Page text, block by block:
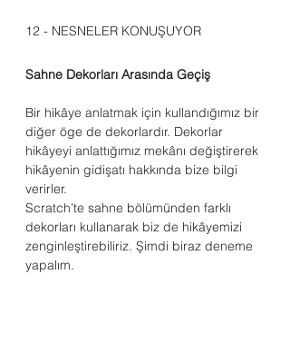
12 - NESNELER KONUŞUYOR
Sahne Dekorları Arasında Geçiş
Bir hikâye anlatmak için kullandığımız bir
diğer öge de dekorlardır. Dekorlar
hikâyeyi anlattığımız mekânı değiştirerek
hikâyenin gidişatı hakkında bize bilgi
verirler.
Scratch’te sahne bölümünden farklı
dekorları kullanarak biz de hikâyemizi
zenginleştirebiliriz. Şimdi biraz deneme
yapalım.